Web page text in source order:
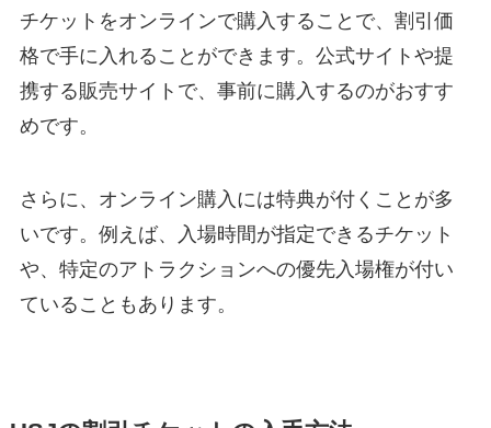
チケットをオンラインで購入することで、割引価
格で手に入れることができます。公式サイトや提
携する販売サイトで、事前に購入するのがおすす
めです。
さらに、オンライン購入には特典が付くことが多
いです。例えば、入場時間が指定できるチケット
や、特定のアトラクションへの優先入場権が付い
ていることもあります。